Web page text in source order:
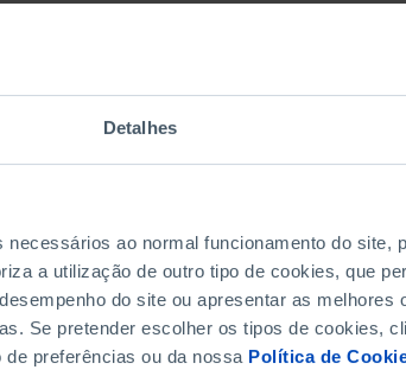
Detalhes
ao normal funcionamento do site,
a utilização de outro tipo de cookies, que
do site ou apresentar as melhores
Se pretender escolher os tipos de cookies,
preferências ou da nossa Política de
DE FIM